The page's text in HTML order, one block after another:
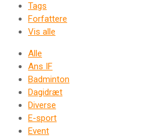
Tags
Forfattere
Vis alle
Alle
Ans IF
Badminton
Dagidræt
Diverse
E-sport
Event